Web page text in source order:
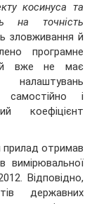
косинуса та
на точність
зловживання й
програмне
вже не має
самостійно і
коефіцієнт
отримав
вимірювальної
Відповідно,
державних